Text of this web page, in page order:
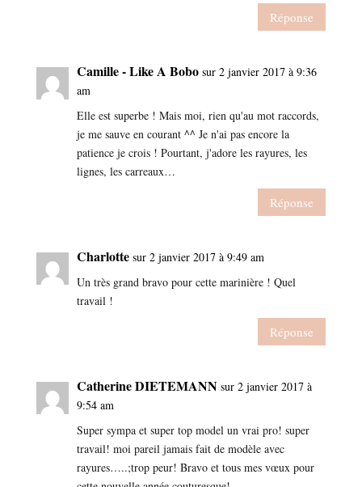
Réponse
Camille - Like A Bobo sur 2 janvier 2017 à 9:36
am
Elle est superbe ! Mais moi, rien qu'au mot raccords,
je me sauve en courant ^^ Je n'ai pas encore la
patience je crois ! Pourtant, j'adore les rayures, les
lignes, les carreaux…
Réponse
Charlotte sur 2 janvier 2017 à 9:49 am
Un très grand bravo pour cette marinière ! Quel
travail !
Réponse
Catherine DIETEMANN sur 2 janvier 2017 à
9:54 am
Super sympa et super top model un vrai pro! super
travail! moi pareil jamais fait de modèle avec
rayures…..;trop peur! Bravo et tous mes vœux pour